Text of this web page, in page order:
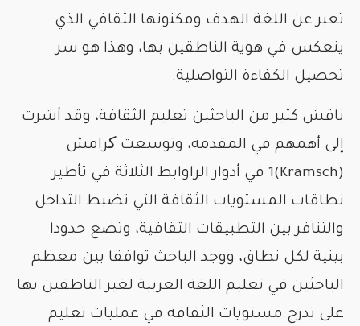
تعبر عن اللغة الهدف ومكنونها الثقافي الذي
ينعكس في هوية الناطقين بها، وهذا هو سر
تحصيل الكفاءة التواصلية.
ناقش كثير من الباحثين تعليم الثقافة، وقد أشرت
إلى أهمهم في المقدمة، وتوسعت کرامش
(Kramsch)1 في أدوار الراوابط الثلاثة في تأطير
نطاقات المستويات الثقافة التي تضبط التداخل
والتنافر بين التطبيقات الثقافية، وتضع حدودا
بينية لكل نطاق، ووجد الباحث توافقا بين معظم
الباحثين في تعليم اللغة العربية لغير الناطقين بها
على تدرج مستويات الثقافة في عمليات تعليم